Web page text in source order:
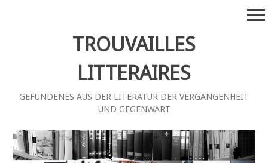
TROUVAILLES
LITTERAIRES
GEFUNDENES AUS DER LITERATUR DER VERGANGENHEIT
UND GEGENWART
menu